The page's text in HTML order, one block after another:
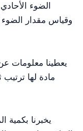
الضوء
وقياس مقدار الضوء
يعطينا معلومات
مادة لها
يخبرنا بكمية